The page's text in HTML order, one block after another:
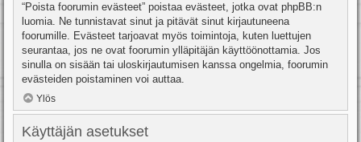
“Poista foorumin evästeet” poistaa evästeet, jotka ovat phpBB:n
luomia. Ne tunnistavat sinut ja pitävät sinut kirjautuneena
foorumille. Evästeet tarjoavat myös toimintoja, kuten luettujen
seurantaa, jos ne ovat foorumin ylläpitäjän käyttöönottamia. Jos
sinulla on sisään tai uloskirjautumisen kanssa ongelmia, foorumin
evästeiden poistaminen voi auttaa.
Ylös
Käyttäjän asetukset